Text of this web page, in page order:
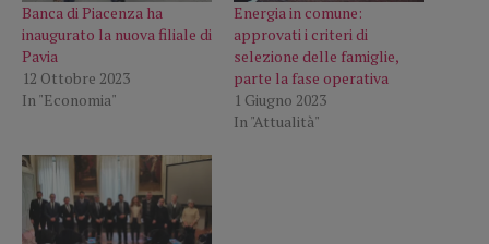
Banca di Piacenza ha
inaugurato la nuova filiale di
Pavia
12 Ottobre 2023
In "Economia"
Energia in comune:
approvati i criteri di
selezione delle famiglie,
parte la fase operativa
1 Giugno 2023
In "Attualità"